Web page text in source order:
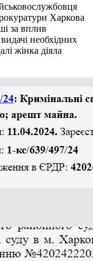
Харкова
за вплив
необхідних
жінка діяла